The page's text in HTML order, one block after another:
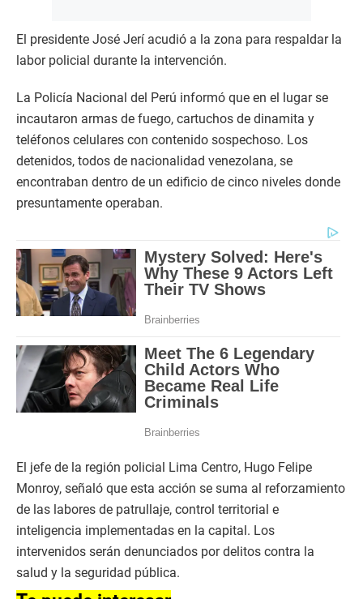
El presidente José Jerí acudió a la zona para respaldar la
labor policial durante la intervención.
La Policía Nacional del Perú informó que en el lugar se
incautaron armas de fuego, cartuchos de dinamita y
teléfonos celulares con contenido sospechoso. Los
detenidos, todos de nacionalidad venezolana, se
encontraban dentro de un edificio de cinco niveles donde
presuntamente operaban.
El jefe de la región policial Lima Centro, Hugo Felipe
Monroy, señaló que esta acción se suma al reforzamiento
de las labores de patrullaje, control territorial e
inteligencia implementadas en la capital. Los
intervenidos serán denunciados por delitos contra la
salud y la seguridad pública.